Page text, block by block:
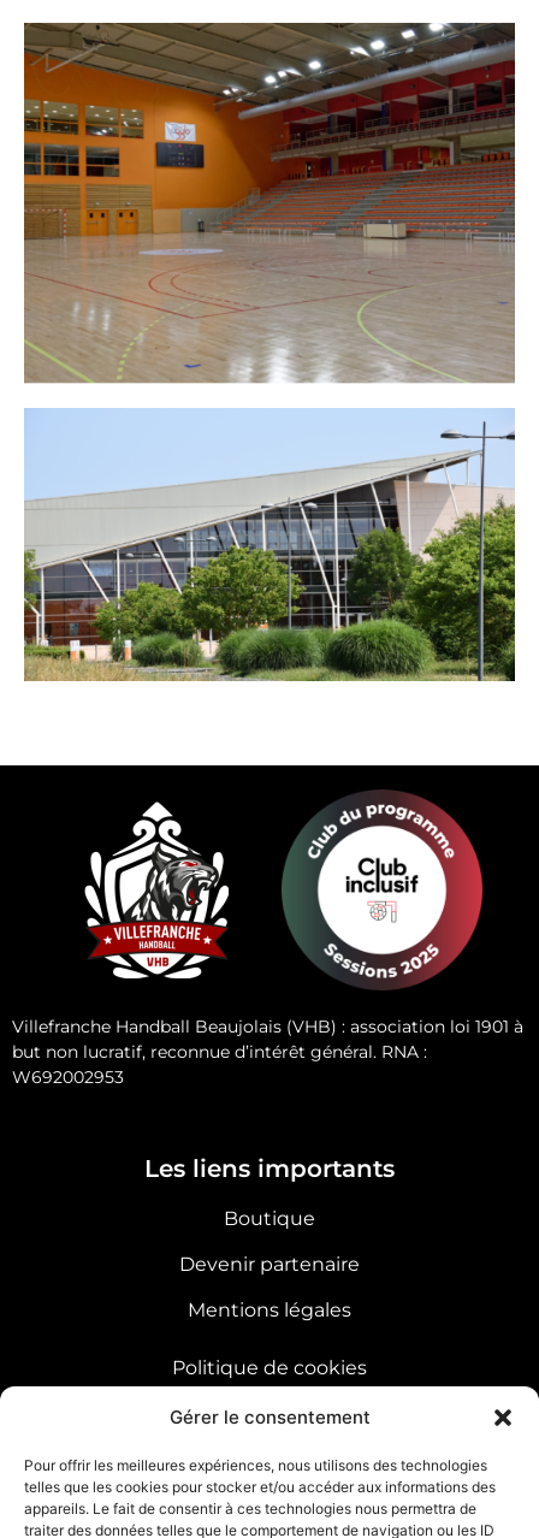
Gérer le consentement
Pour offrir les meilleures expériences, nous utilisons des technologies
telles que les cookies pour stocker et/ou accéder aux informations des
appareils. Le fait de consentir à ces technologies nous permettra de
traiter des données telles que le comportement de navigation ou les ID
Villefranche Handball Beaujolais (VHB) : association loi 1901 à
but non lucratif, reconnue d’intérêt général. RNA :
W692002953
Les liens importants
Boutique
Devenir partenaire
Mentions légales
Politique de cookies
Sitemap
Trouver le club